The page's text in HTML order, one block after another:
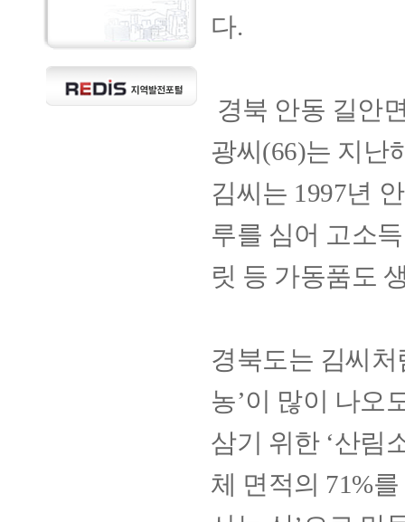
다.
경북 안동 길안
광씨(66)는 지난
김씨는 1997년
루를 심어 고소
릿 등 가동품 도
경북도는 김씨
농’이 많이 나오
삼기 위한 ‘산림
체 면적의 71%